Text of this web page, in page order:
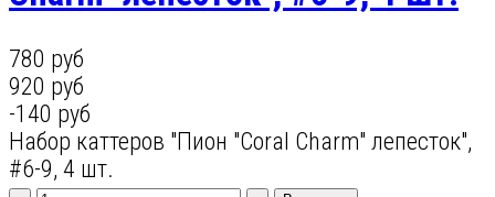
780 руб
920 руб
-140 руб
Набор каттеров "Пион "Coral Charm" лепесток",
#6-9, 4 шт.